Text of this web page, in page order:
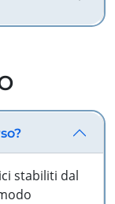
stabiliti dal